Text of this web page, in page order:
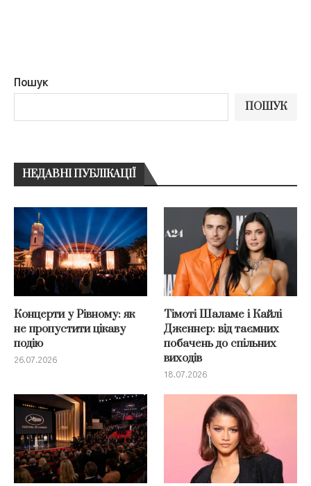
Пошук
ПОШУК
НЕДАВНІ ПУБЛІКАЦІЇ
Концерти у Рівному: як
не пропустити цікаву
подію
26.07.2026
Тімоті Шаламе і Кайлі
Дженнер: від таємних
побачень до спільних
виходів
18.07.2026